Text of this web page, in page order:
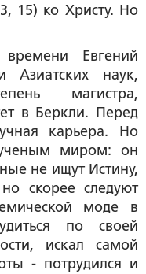
15) ко Христу. Но
Евгений
Азиатских наук,
магистра,
в Беркли. Перед
карьера. Но
ученым миром: он
не ищут Истину,
скорее следуют
моде в
по своей
искал самой
- потрудился и